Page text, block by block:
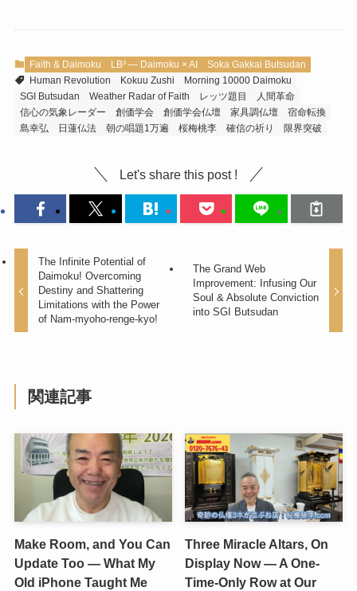
Faith & Daimoku LB³ — Daimoku × AI
Soka Gakkai Butsudan
Human Revolution
Kokuu Zushi
Morning 10000 Daimoku
SGI Butsudan
Weather Radar of Faith レッツ題目
人間革命
信心の気象レーダー
創価学会 創価学会仏壇 家具調仏壇
宿命転換
島幸弘
日蓮仏法 朝の唱題1万遍 桜梅桃李 確信の祈り 限界突破
Let's share this post !
The Infinite Potential of
Daimoku! Overcoming
Destiny and Shattering
Limitations with the Power
of Nam-myoho-renge-kyo!
The Grand Web
Improvement: Infusing Our
Soul & Absolute Conviction
into SGI Butsudan
関連記事
Make Room, and You Can
Update Too — What My
Old iPhone Taught Me
Three Miracle Altars, On
Display Now — A One-
Time-Only Row at Our